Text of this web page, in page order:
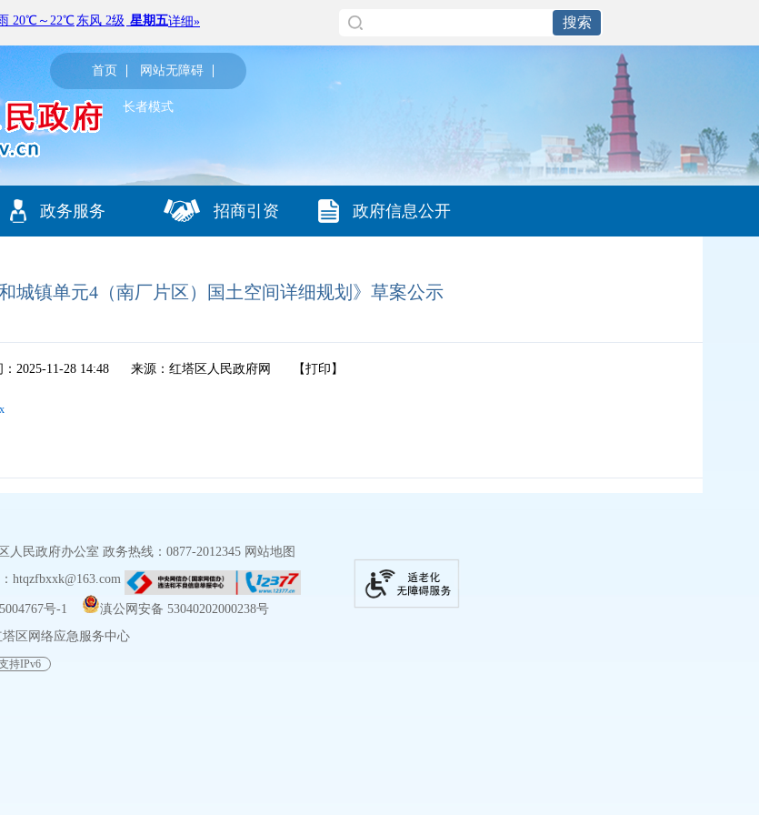
首页 网站无障碍
长者模式
政务服务 招商引资 政府信息公开
城镇单元4（南厂片区）国土空间详细规划》草案公示
2025-11-28 14:48 来源：红塔区人民政府网 【打印 】
民政府办公室 政务热线：0877-2012345 网站地图
htqzfbxxk@163.com
号-1
滇公网安备 53040202000238号
区网络应急服务中心
持IPv6